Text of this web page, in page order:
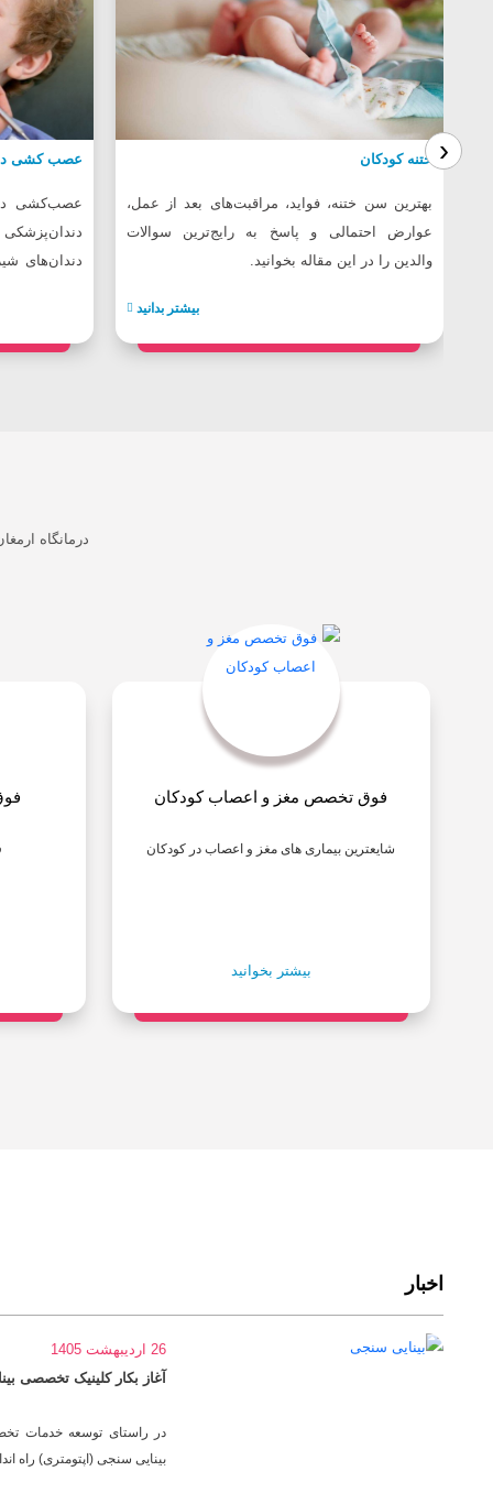
ختنه کودکان
بهترین سن ختنه، فواید، مراقبت‌های بعد از عمل،
عوارض احتمالی و پاسخ به رایج‌ترین سوالات
والدین را در این مقاله بخوانید.
بیشتر بدانید
عصب کشی
عصب‌کشی
دندان‌های
›
درمانگاه
فوق تخصص مغز و اعصاب کودکان
شایعترین بیماری های مغز و اعصاب در کودکان
بیشتر بخوانید
اخبار
26 اردیبهشت 1405
آغاز بکار کلینیک تخصصی
در راستای توسعه خدمات
بینایی سنجی (اپتومتری) راه